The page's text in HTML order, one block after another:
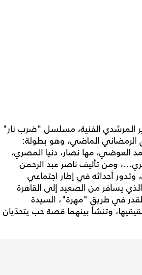
المرشدي الفنية، مسلسل "ضرب نار"
الماضي، وهو بطولة:
العوضي، مها نصار، دنيا المصري،
ومن تأليف ناصر عبد الرحمن
أحداثه في إطار اجتماعي
يسافر من الصعيد إلى القاهرة
في طريق "مهرة"، السيدة
وتنشأ بينهما قصة حب يتحدّيان